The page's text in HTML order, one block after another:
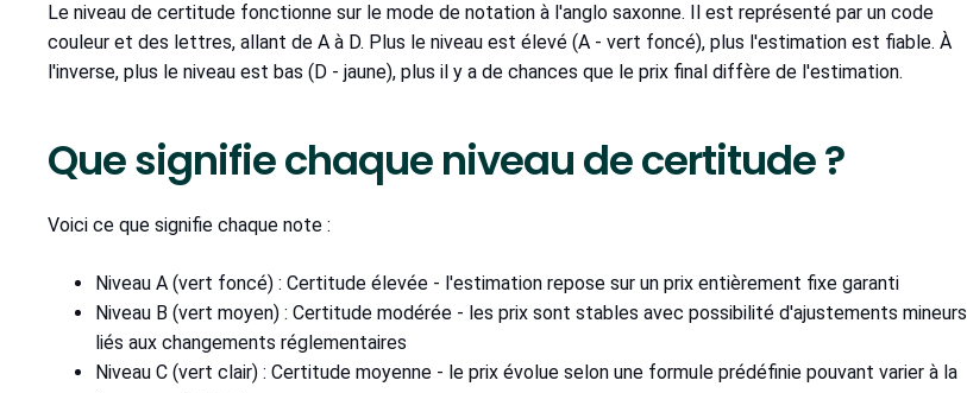
Le niveau de certitude fonctionne sur le mode de notation à l'anglo saxonne. Il est représenté par un code
couleur et des lettres, allant de A à D. Plus le niveau est élevé (A - vert foncé), plus l'estimation est fiable. À
l'inverse, plus le niveau est bas (D - jaune), plus il y a de chances que le prix final diffère de l'estimation.
Que signifie chaque niveau de certitude ?
Voici ce que signifie chaque note :
Niveau A (vert foncé) : Certitude élevée - l'estimation repose sur un prix entièrement fixe garanti
Niveau B (vert moyen) : Certitude modérée - les prix sont stables avec possibilité d'ajustements mineurs
liés aux changements réglementaires
Niveau C (vert clair) : Certitude moyenne - le prix évolue selon une formule prédéfinie pouvant varier à la